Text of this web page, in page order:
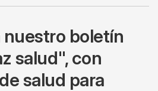
boletín
salud", con
salud para